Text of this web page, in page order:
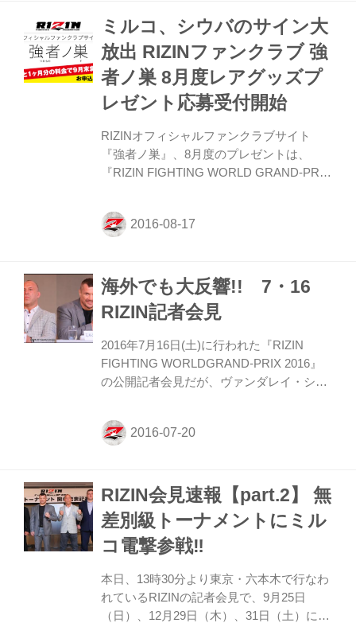
イリー・プロハースカ、アミール・アリア
ックバリ、テオドラス・オークストリス 、
カール・アルブレックソン、ワレンティ
ン・モルダフスキーの対戦相手も見逃せな
い！ このほか、K-1スーパー・フェザー級
世界最強決定トーナメントの最新情報、毎
月恒例...
ミルコ、シウバのサイン大
放出 RIZINファンクラブ 強
者ノ巣 8月度レアグッズプ
レゼント応募受付開始
RIZINオフィシャルファンクラブサイト
『強者ノ巣』、8月度のプレゼントは、
『RIZIN FIGHTING WORLD GRAND-PRIX
ッズ！ RIZIN FF オフィシャルファンクラ
ブサイト強者ノ巣 会員限定2016年8月度プ
ン入りB2ポスター 3名様 山本美憂選手・
RENA選手・村田夏南子選手の3名のサイン
入り ・ミルコ・クロコップ選手直筆サイン
入りカードホルダー 1名様 ※カードホルダ
ーは首から下げる名刺などを入れるケース
です。...
海外でも大反響!! 7・16
RIZIN記者会見
2016年7月16日(土)に行われた『RIZIN
FIGHTING WORLDGRAND-PRIX 2016』
の公開記者会見だが、ヴァンダレイ・シウ
でも多くのメディアにニュースとして取り
上げられ、大きな反響があった。 代表的な
MMAJunkie.com、MMAFighting.com、
MixedMartialArts.com…多くのメディアで
も紹介された。 【ESPN.com】 Mirko
Filipovic, Wanderlei Silva to fight in RIZ...
RIZIN会見速報【part.2】 無
差別級トーナメントにミル
コ電撃参戦‼︎
本日、13時30分より東京・六本木で行なわ
れているRIZINの記者会見で、9月25日
（日）、12月29日（木）、31日（土）にか